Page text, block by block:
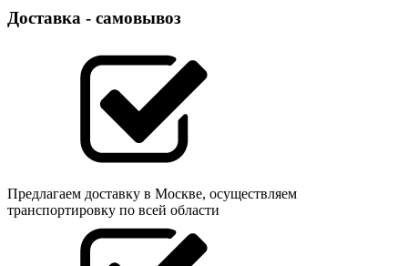
Доставка - самовывоз
Предлагаем доставку в Москве, осуществляем
транспортировку по всей области